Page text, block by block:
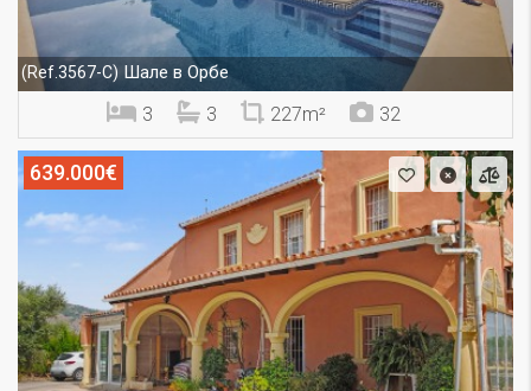
(Ref.3567-C) Шале в Орбе
3 3 227m² 32
639.000€